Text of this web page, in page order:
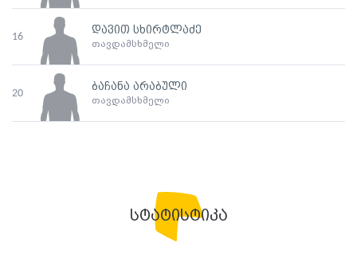
16
დავით სხირტლაძე
თავდამსხმელი
20
ბაჩანა არაბული
თავდამსხმელი
სტატისტიკა